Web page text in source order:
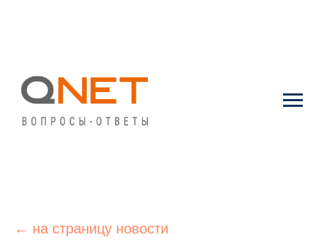
← на страницу новости